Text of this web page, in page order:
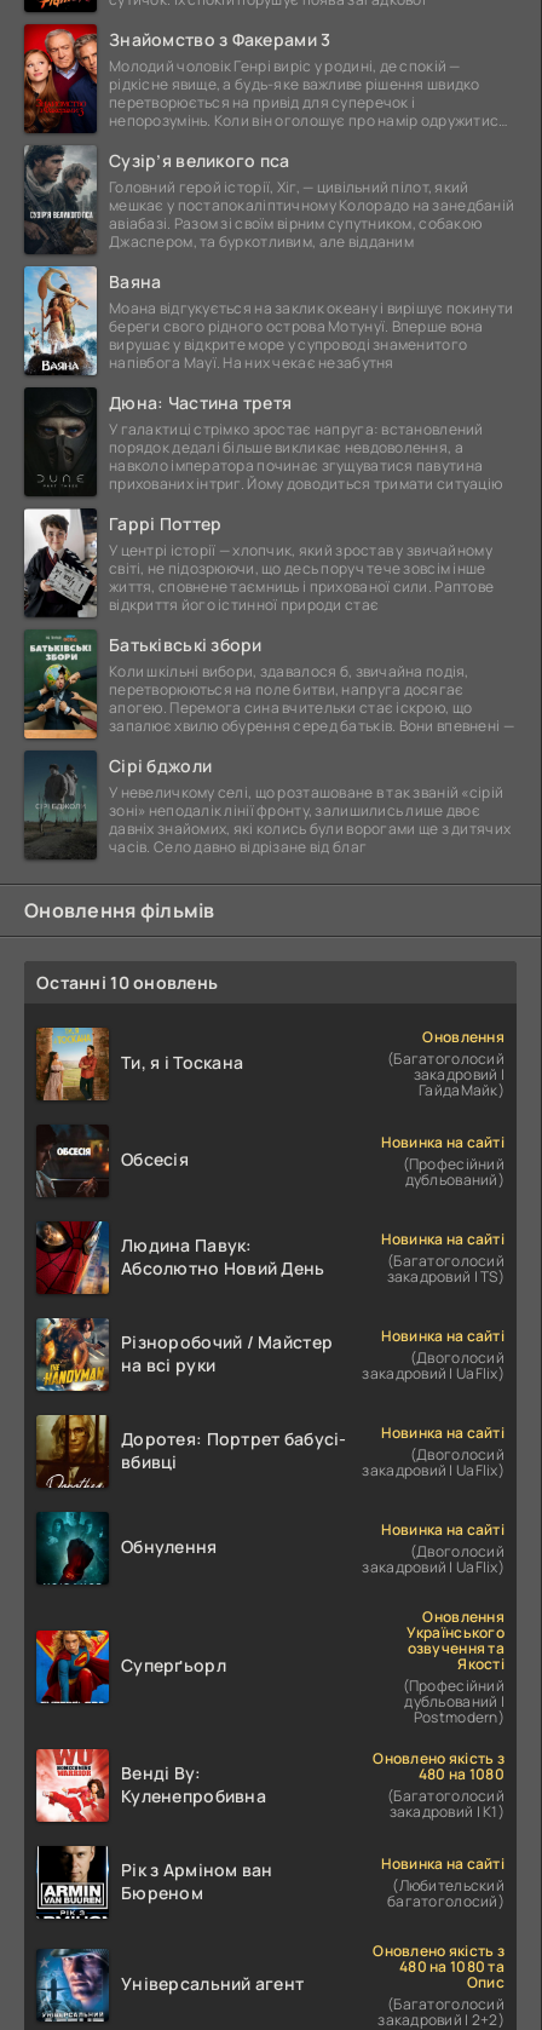
Знайомство з Факерами 3
Молодий чоловік Генрі виріс у родині, де спокій —
рідкісне явище, а будь-яке важливе рішення швидко
перетворюється на привід для суперечок і
непорозумінь. Коли він оголошує про намір одружитися,
Сузір’я великого пса
Головний герой історії, Хіг, — цивільний пілот, який
мешкає у постапокаліптичному Колорадо на занедбаній
авіабазі. Разом зі своїм вірним супутником, собакою
Джаспером, та буркотливим, але відданим
Ваяна
Моана відгукується на заклик океану і вирішує покинути
береги свого рідного острова Мотунуї. Вперше вона
вирушає у відкрите море у супроводі знаменитого
напівбога Мауї. На них чекає незабутня
Дюна: Частина третя
У галактиці стрімко зростає напруга: встановлений
порядок дедалі більше викликає невдоволення, а
навколо імператора починає згущуватися павутина
прихованих інтриг. Йому доводиться тримати ситуацію
Гаррі Поттер
У центрі історії — хлопчик, який зростав у звичайному
світі, не підозрюючи, що десь поруч тече зовсім інше
життя, сповнене таємниць і прихованої сили. Раптове
відкриття його істинної природи стає
Батьківські збори
Коли шкільні вибори, здавалося б, звичайна подія,
перетворюються на поле битви, напруга досягає
апогею. Перемога сина вчительки стає іскрою, що
запалює хвилю обурення серед батьків. Вони впевнені —
Сірі бджоли
У невеличкому селі, що розташоване в так званій «сірій
зоні» неподалік лінії фронту, залишились лише двоє
давніх знайомих, які колись були ворогами ще з дитячих
часів. Село давно відрізане від благ
Оновлення фільмів
Останні 10 оновлень
Ти, я і Тоскана
Оновлення
(Багатоголосий
закадровий |
ГайдаМайк)
Обсесія
Новинка на сайті
(Професійний
дубльований)
Людина Павук:
Абсолютно Новий День
Новинка на сайті
(Багатоголосий
закадровий | TS)
Різноробочий / Майстер
на всі руки
Новинка на сайті
(Двоголосий
закадровий | UaFlix)
Доротея: Портрет бабусі-
вбивці
Новинка на сайті
(Двоголосий
закадровий | UaFlix)
Обнулення
Новинка на сайті
(Двоголосий
закадровий | UaFlix)
Суперґьорл
Оновлення
Українського
озвучення та
Якості
(Професійний
дубльований |
Postmodern)
Венді Ву:
Куленепробивна
Оновлено якість з
480 на 1080
(Багатоголосий
закадровий | К1)
Рік з Арміном ван
Бюреном
Новинка на сайті
(Любительский
багатоголосий)
Універсальний агент
Оновлено якість з
480 на 1080 та
Опис
(Багатоголосий
закадровий | 2+2)